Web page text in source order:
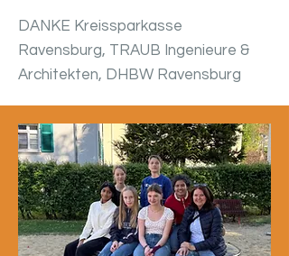
DANKE Kreissparkasse
Ravensburg, TRAUB Ingenieure &
Architekten, DHBW Ravensburg